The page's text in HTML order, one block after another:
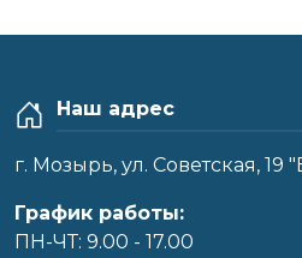
Наш адрес
г. Мозырь, ул. Советская, 19
График работы:
ПН-ЧТ: 9.00 - 17.00